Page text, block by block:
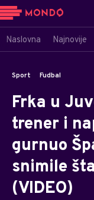
Naslovna Najnovije
Sport Fudbal
Frka u
trener i
gurnuo
snimile
(VIDEO)